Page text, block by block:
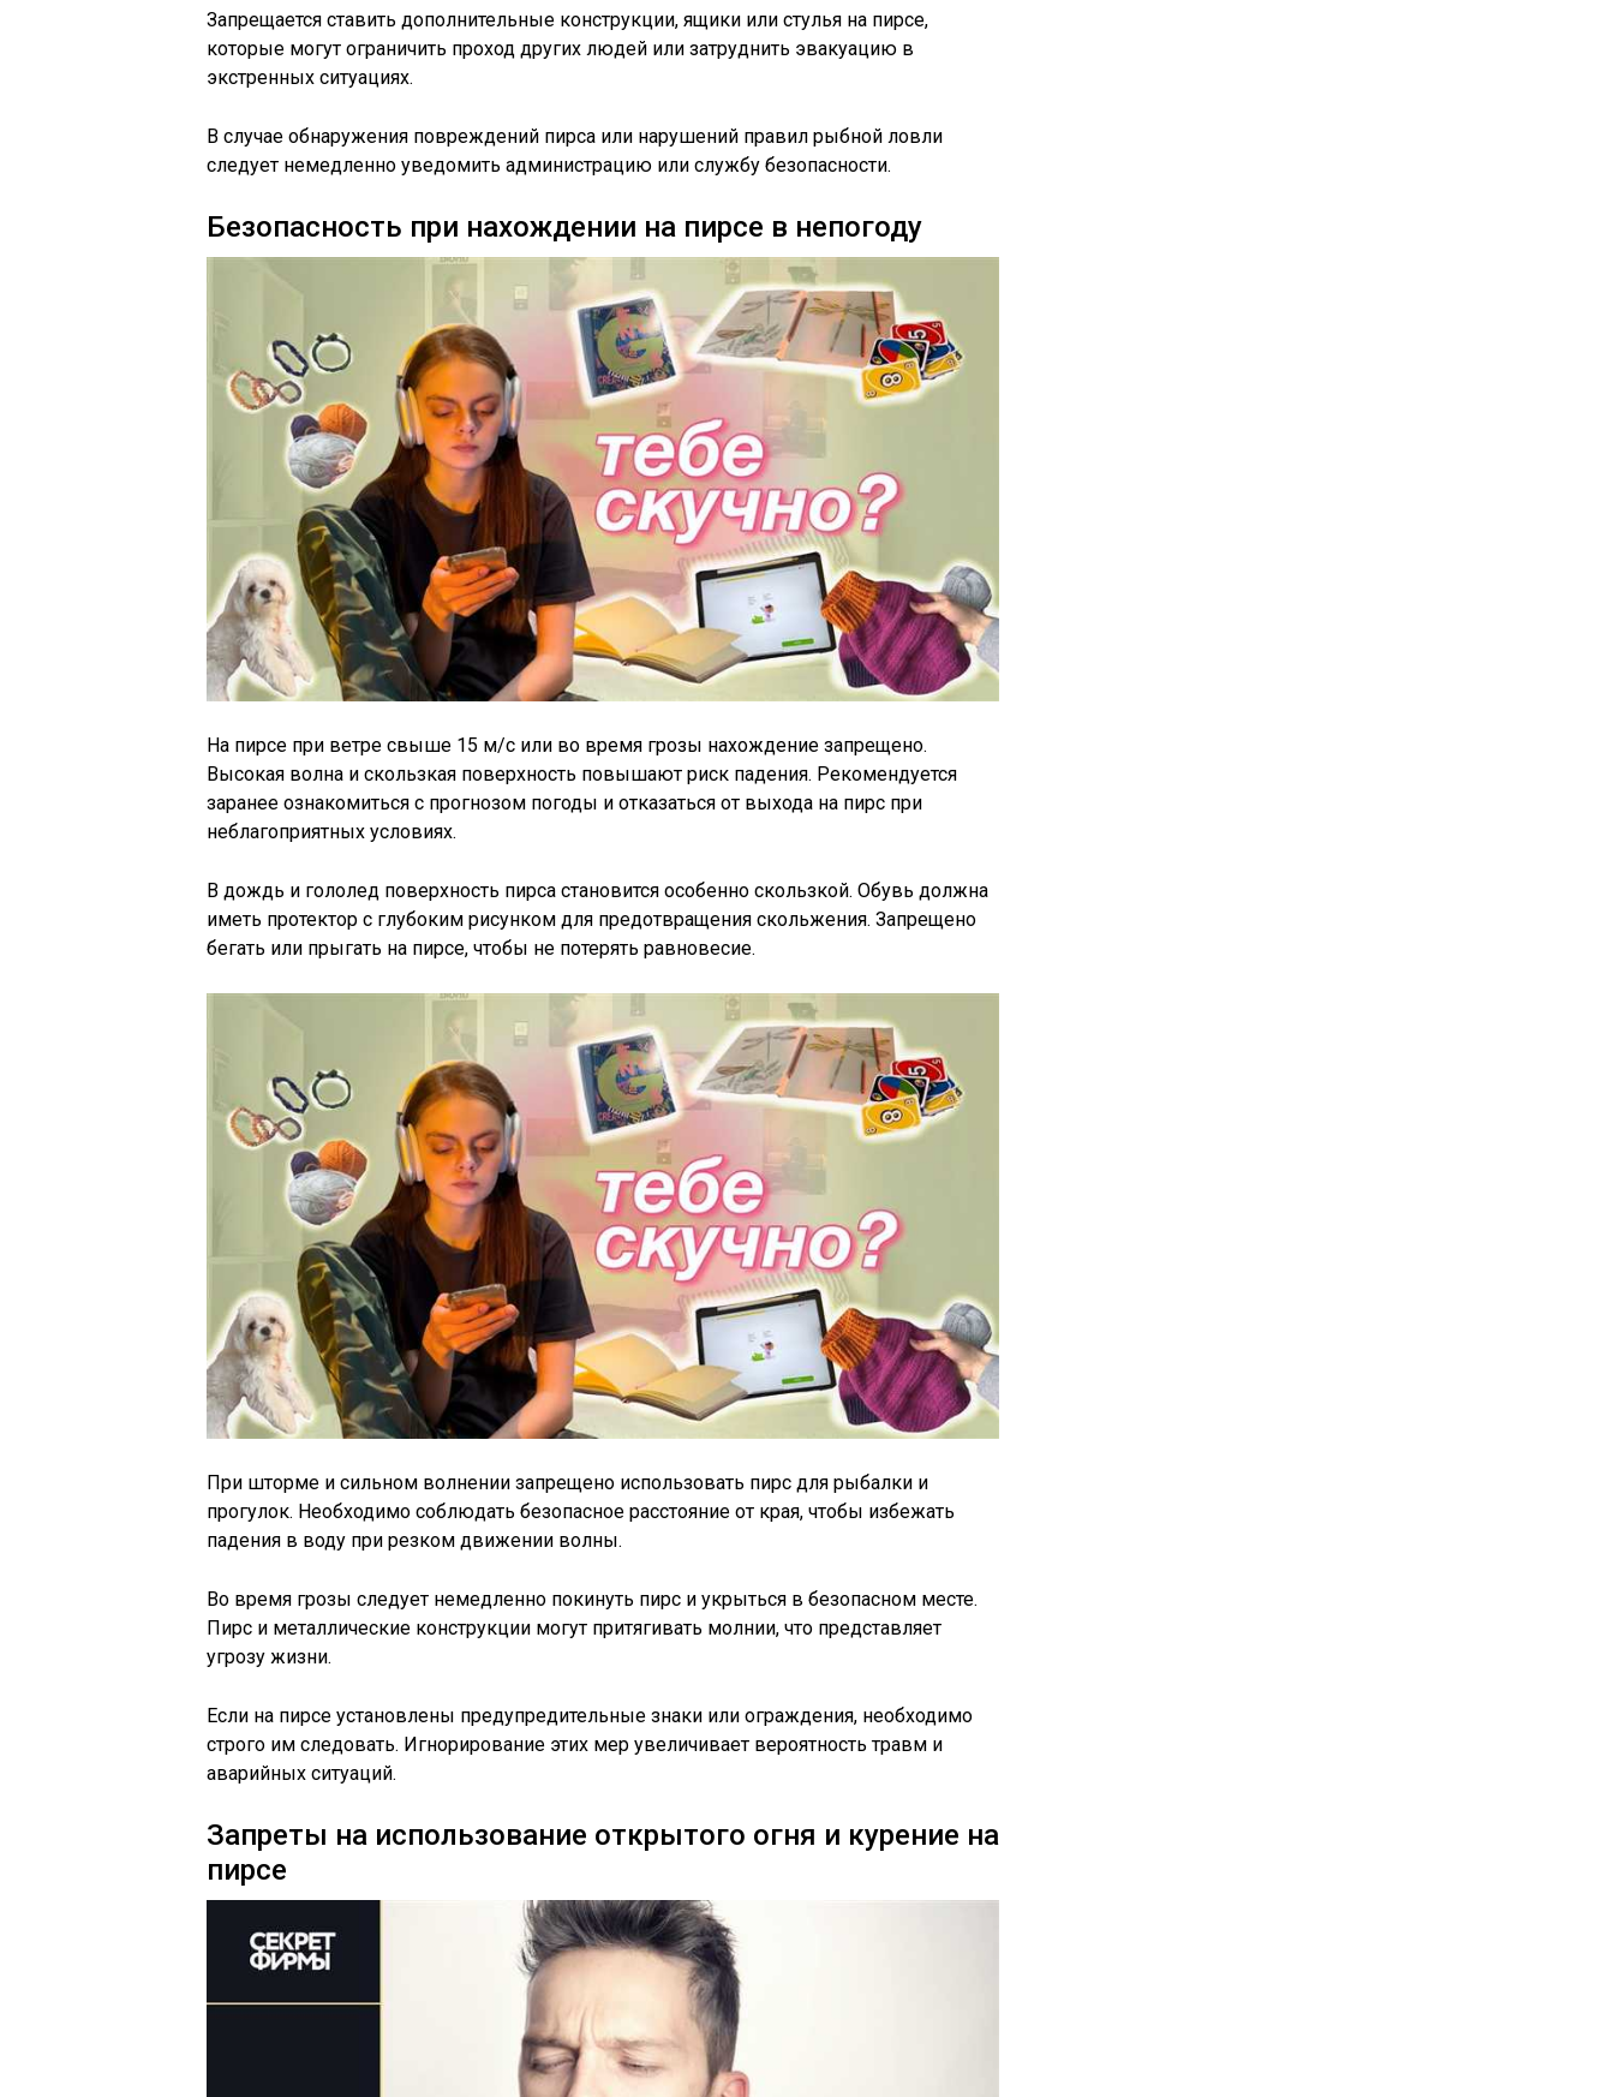
Запрещается ставить дополнительные конструкции, ящики или стулья на пирсе,
которые могут ограничить проход других людей или затруднить эвакуацию в
экстренных ситуациях.
В случае обнаружения повреждений пирса или нарушений правил рыбной ловли
следует немедленно уведомить администрацию или службу безопасности.
Безопасность при нахождении на пирсе в непогоду
На пирсе при ветре свыше 15 м/с или во время грозы нахождение запрещено.
Высокая волна и скользкая поверхность повышают риск падения. Рекомендуется
заранее ознакомиться с прогнозом погоды и отказаться от выхода на пирс при
неблагоприятных условиях.
В дождь и гололед поверхность пирса становится особенно скользкой. Обувь должна
иметь протектор с глубоким рисунком для предотвращения скольжения. Запрещено
бегать или прыгать на пирсе, чтобы не потерять равновесие.
При шторме и сильном волнении запрещено использовать пирс для рыбалки и
прогулок. Необходимо соблюдать безопасное расстояние от края, чтобы избежать
падения в воду при резком движении волны.
Во время грозы следует немедленно покинуть пирс и укрыться в безопасном месте.
Пирс и металлические конструкции могут притягивать молнии, что представляет
угрозу жизни.
Если на пирсе установлены предупредительные знаки или ограждения, необходимо
строго им следовать. Игнорирование этих мер увеличивает вероятность травм и
аварийных ситуаций.
Запреты на использование открытого огня и курение на
пирсе